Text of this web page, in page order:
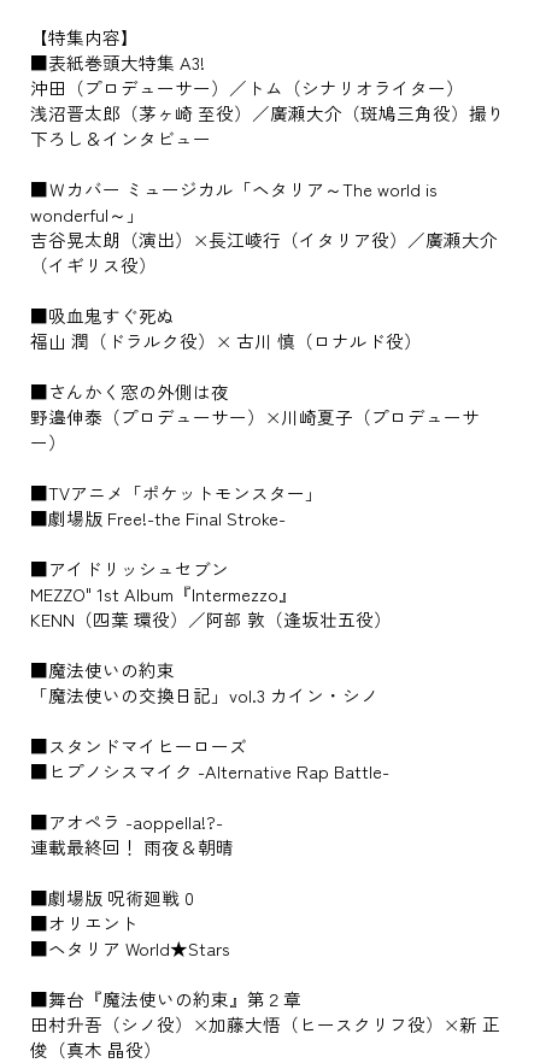
【特集内容】
■表紙巻頭大特集 A3!
沖田（プロデューサー）／トム（シナリオライター）
浅沼晋太郎（茅ヶ崎 至役）／廣瀬大介（斑鳩三角役）撮り
下ろし＆インタビュー
■Ｗカバー ミュージカル「ヘタリア～The world is
wonderful～」
吉谷晃太朗（演出）×長江崚行（イタリア役）／廣瀬大介
（イギリス役）
■吸血鬼すぐ死ぬ
福山 潤（ドラルク役）× 古川 慎（ロナルド役）
■さんかく窓の外側は夜
野邉伸泰（プロデューサー）×川崎夏子（プロデューサ
ー）
■TVアニメ「ポケットモンスター」
■劇場版 Free!-the Final Stroke-
■アイドリッシュセブン
MEZZO" 1st Album『Intermezzo』
KENN（四葉 環役）／阿部 敦（逢坂壮五役）
■魔法使いの約束
「魔法使いの交換日記」vol.3 カイン・シノ
■スタンドマイヒーローズ
■ヒプノシスマイク -Alternative Rap Battle-
■アオペラ -aoppella!?-
連載最終回！ 雨夜＆朝晴
■劇場版 呪術廻戦 0
■オリエント
■ヘタリア World★Stars
■舞台『魔法使いの約束』第２章
田村升吾（シノ役）×加藤大悟（ヒースクリフ役）×新 正
俊（真木 晶役）